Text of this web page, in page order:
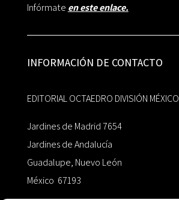
Infórmate en este enlace.
INFORMACIÓN DE CONTACTO
EDITORIAL OCTAEDRO DIVISIÓN MÉXICO
Jardines de Madrid 7654
Jardines de Andalucía
Guadalupe, Nuevo León
México 67193